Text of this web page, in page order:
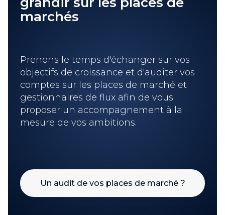
marchés
Prenons le temps d'échanger sur vos
objectifs de croissance et d'auditer vos
comptes sur les places de marché et
gestionnaires de flux afin de vous
proposer un accompagnement à la
mesure de vos ambitions.
Un audit de vos places de marché ?